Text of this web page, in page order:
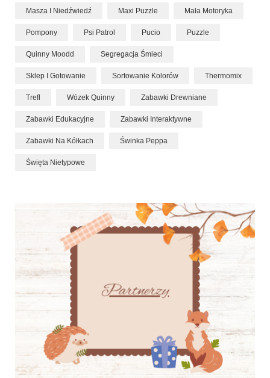
Masza I Niedźwiedź Maxi Puzzle Mała Motoryka
Pompony Psi Patrol Pucio Puzzle
Quinny Moodd Segregacja Śmieci
Sklep I Gotowanie Sortowanie Kolorów Thermomix
Trefl Wózek Quinny Zabawki Drewniane
Zabawki Edukacyjne Zabawki Interaktywne
Zabawki Na Kółkach Świnka Peppa
Święta Nietypowe